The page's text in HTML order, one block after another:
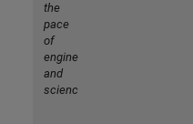
the
pace
of
engineering
and
science